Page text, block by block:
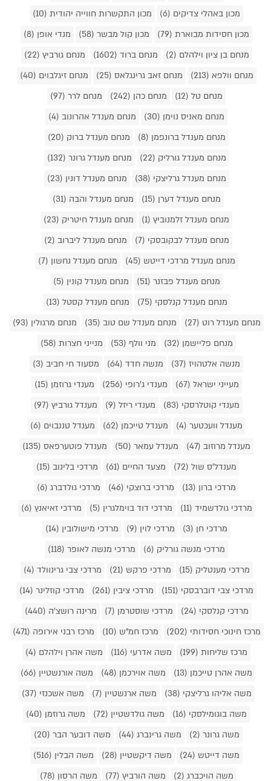
מכון באהלי צדיקים (6)
מכון התקשרות חווייה יהודית (10)
מכון חסידות מבוארת (79)
מכון קול מבשר (58)
מנדי אופן (8)
מנחם בן ציון וילהלם (2)
מנחם ברוד (1602)
מנחם גורביץ (22)
מנחם וולפא (213)
מנחם זאב גרינגלאס (25)
מנחם זיגלבוים (40)
מנחם טל (12)
מנחם כהן (242)
מנחם לרר (97)
מנחם מאניס נוימן (30)
מנחם מענדל אהרונוב (4)
מנחם מענדל ברונפמן (8)
מנחם מענדל ברוק (20)
מנחם מענדל גורליק (22)
מנחם מענדל גרונר (132)
מנחם מענדל גרליצקי (38)
מנחם מענדל דונין (23)
מנחם מענדל דערן (15)
מנחם מענדל והבה (31)
מנחם מענדל זלמנוביץ (1)
מנחם מענדל חיטריק (23)
מנחם מענדל לבקובסקי (7)
מנחם מענדל ליברוב (2)
מנחם מענדל מרדכי דייטש (45)
מנחם מענדל נחשון (7)
מנחם מענדל פבזנר (51)
מנחם מענדל קונין (5)
מנחם מענדל קנלסקי (75)
מנחם מענדל קסטל (13)
מנחם מענדל רוט (27)
מנחם מענדל שם טוב (35)
מנחם מרגולין (93)
מנחם פליישמן (32)
מני וולף (53)
מנייני חצרות (58)
מנשה אלטהויז (37)
מנשה חדד (64)
מסעוד חי חביב (3)
מעייני ישראל (67)
מענדי ג'רופי (256)
מענדי גרוזמן (15)
מענדי קוטלרסקי (83)
מענדי ריזל (9)
מענדל גורביץ (97)
מענדל וועכטער (4)
מענדל טייכמן (62)
מענדל טננבוים (6)
מענדל מרוזוב (47)
מענדל עמאר (50)
מענדל פוטערפאס (135)
מענדל'ס שול (72)
מצעד החיים (61)
מרדכי בלינוב (15)
מרדכי ברון (13)
מרדכי ברוצקי (46)
מרדכי גולדברג (6)
מרדכי גולדשמיד (11)
מרדכי דוד בוימלגרין (5)
מרדכי זאיאנץ (6)
מרדכי חן (3)
מרדכי לוין (9)
מרדכי מישולובין (14)
מרדכי מנשה גורליק (6)
מרדכי מנשה לאופר (118)
מרדכי מענטליק (15)
מרדכי פרקש (21)
מרדכי צבי גרינוולד (4)
מרדכי צבי דוברבסקי (151)
מרדכי ציבין (261)
מרדכי קוזלינר (14)
מרדכי קנלסקי (24)
מרדכי שוסטרמן (7)
מרינה רושצ'ה (440)
מרכז חינוכי חסידותי (202)
מרכז חמ"ש (10)
מרכז רבני אירופה (471)
מרכז שליחות (199)
משה אדרעי (116)
משה אהרן וילהלם (4)
משה אהרן טייכמן (13)
משה אוירכמן (48)
משה אורנשטיין (66)
משה אליהו גרליצקי (38)
משה ארנשטיין (7)
משה אשכנזי (37)
משה בוגומילסקי (16)
משה גולדשטיין (72)
משה גרוזמן (40)
משה גרונר (2)
משה גרינברג (44)
משה דובער הבר (20)
משה דייטש (24)
משה דיקשטיין (28)
משה הבלין (516)
משה הויכברג (2)
משה הורביץ (77) משה הרסון (78)